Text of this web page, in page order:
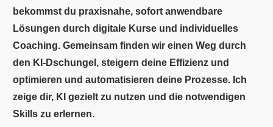
bekommst du praxisnahe, sofort anwendbare
Lösungen durch digitale Kurse und individuelles
Coaching. Gemeinsam finden wir einen Weg durch
den KI-Dschungel, steigern deine Effizienz und
optimieren und automatisieren deine Prozesse. Ich
zeige dir, KI gezielt zu nutzen und die notwendigen
Skills zu erlernen.